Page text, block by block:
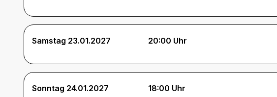
Samstag 23.01.2027 20:00 Uhr
Sonntag 24.01.2027 18:00 Uhr